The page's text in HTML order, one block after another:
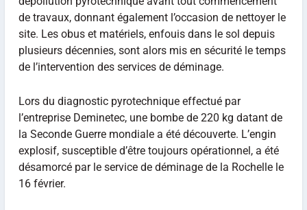
de travaux, donnant également l’occasion de nettoyer le
site. Les obus et matériels, enfouis dans le sol depuis
plusieurs décennies, sont alors mis en sécurité le temps
de l’intervention des services de déminage.
Lors du diagnostic pyrotechnique effectué par
l’entreprise Deminetec, une bombe de 220 kg datant de
la Seconde Guerre mondiale a été découverte. L’engin
explosif, susceptible d’être toujours opérationnel, a été
désamorcé par le service de déminage de la Rochelle le
16 février.